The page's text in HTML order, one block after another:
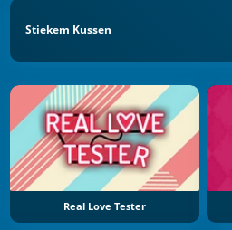
Stiekem Kussen
Real Love Tester